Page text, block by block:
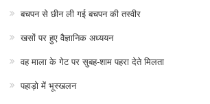
बचपन से छीन ली गई बचपन की तस्वीर
खसों पर हुए वैज्ञानिक अध्ययन
वह माला के गेट पर सुबह-शाम पहरा देते मिलता
पहाड़ो में भूस्खलन